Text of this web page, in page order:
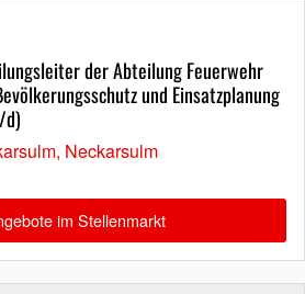
der Abteilung Feuerwehr
und Einsatzplanung
Neckarsulm
im Stellenmarkt